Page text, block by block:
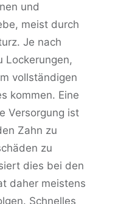
und
meist durch
Je nach
Lockerungen,
vollständigen
kommen. Eine
Versorgung ist
Zahn zu
zu
dies bei den
daher meistens
Schnelles